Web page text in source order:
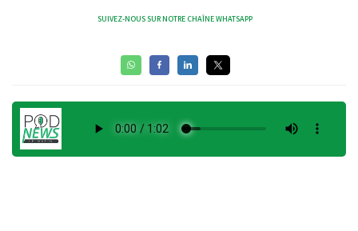
SUIVEZ-NOUS SUR NOTRE CHAÎNE WHATSAPP